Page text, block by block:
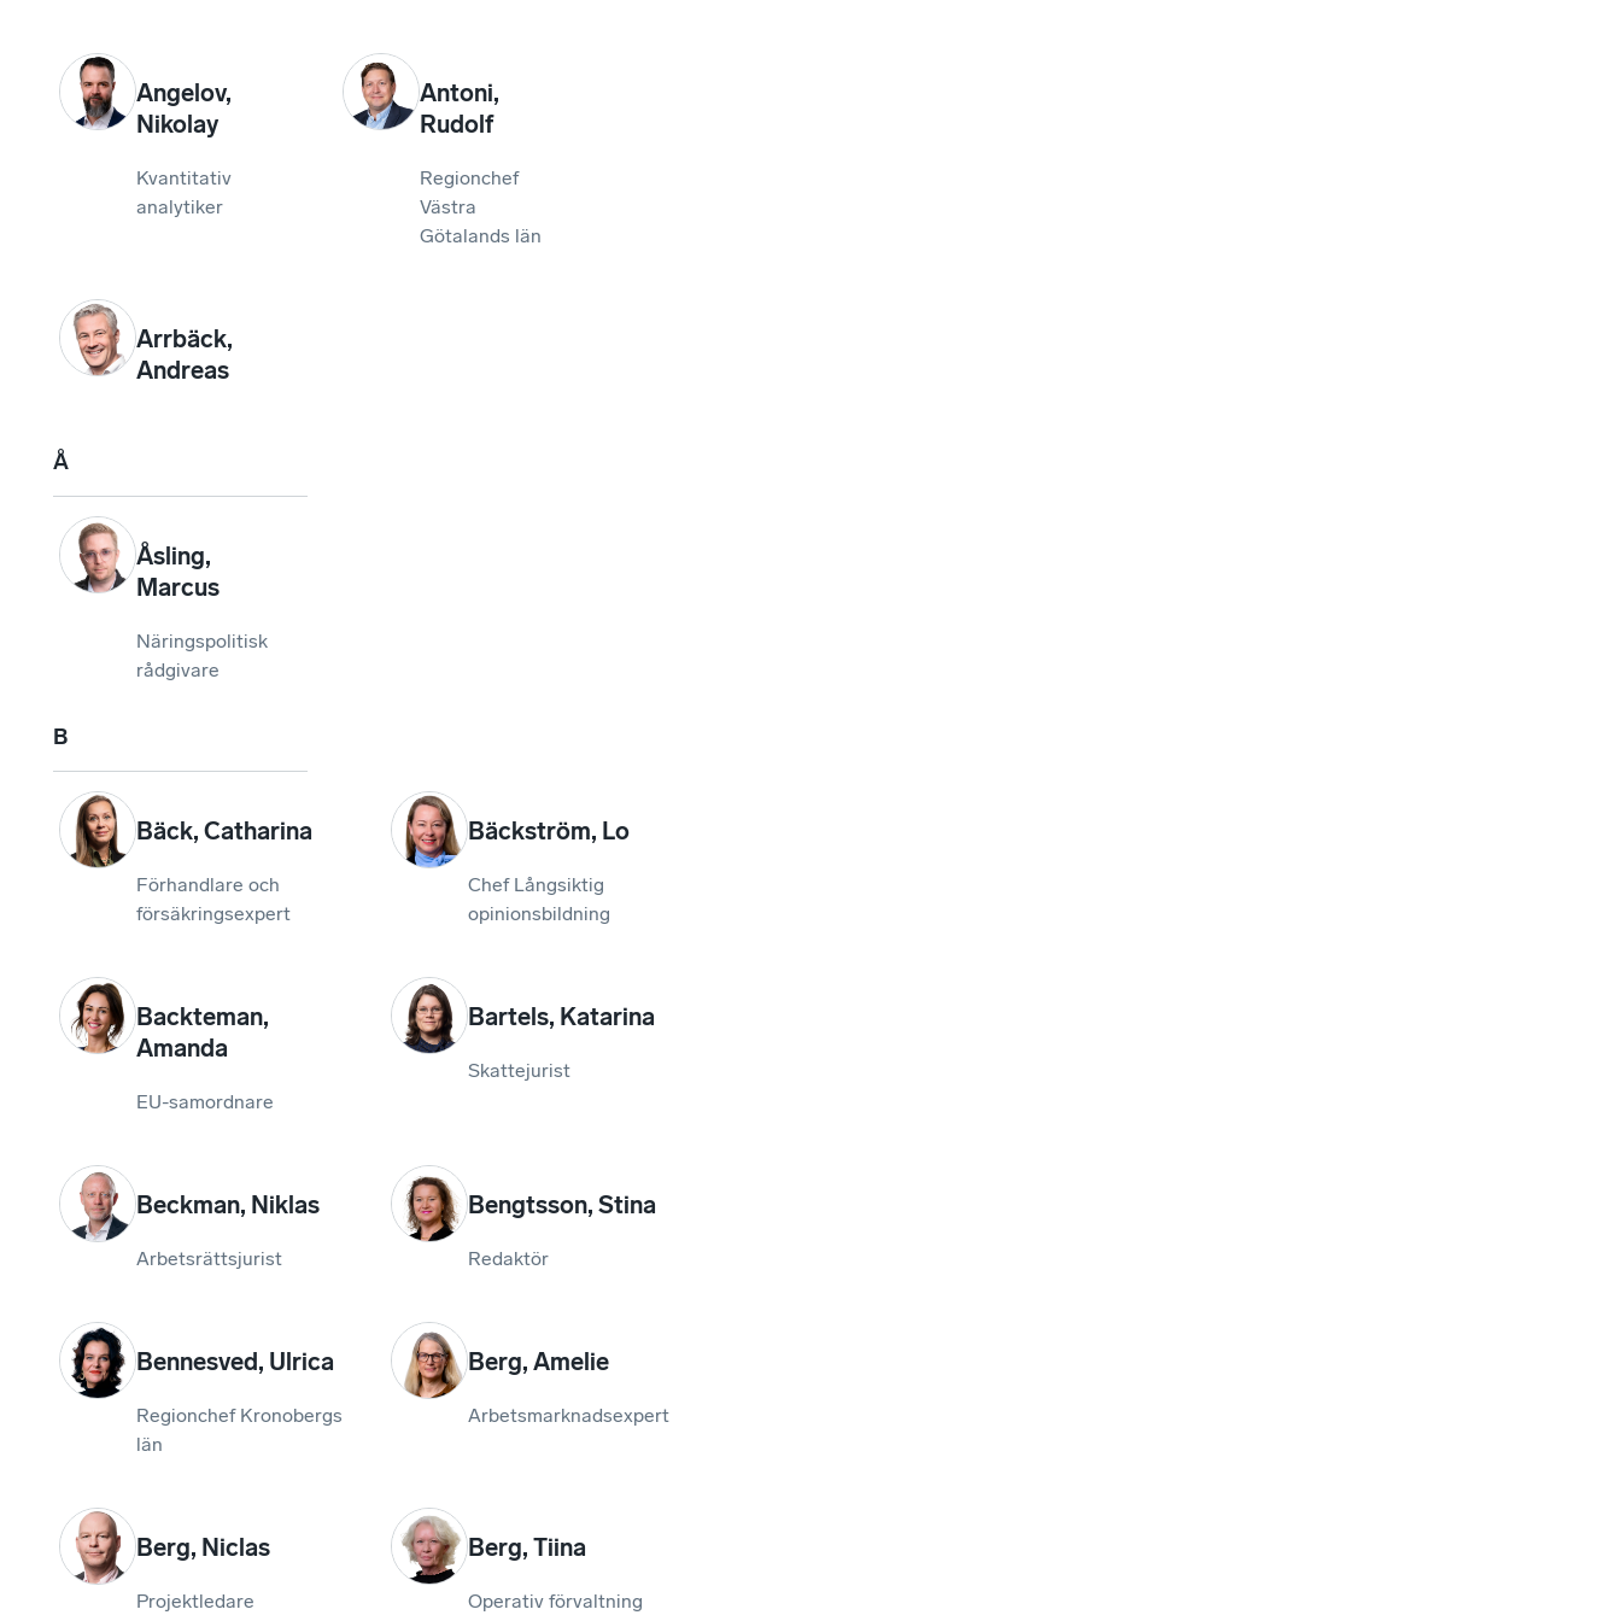
Angelov,
Nikolay
Kvantitativ
analytiker
Antoni,
Rudolf
Regionchef
Västra
Götalands län
Arrbäck,
Andreas
Å
Åsling,
Marcus
Näringspolitisk
rådgivare
B
Bäck, Catharina
Förhandlare och
försäkringsexpert
Bäckström, Lo
Chef Långsiktig
opinionsbildning
Backteman,
Amanda
EU-samordnare
Bartels, Katarina
Skattejurist
Beckman, Niklas
Arbetsrättsjurist
Bengtsson, Stina
Redaktör
Bennesved, Ulrica
Regionchef Kronobergs
län
Berg, Amelie
Arbetsmarknadsexpert
Berg, Niclas
Projektledare
Berg, Tiina
Operativ förvaltning